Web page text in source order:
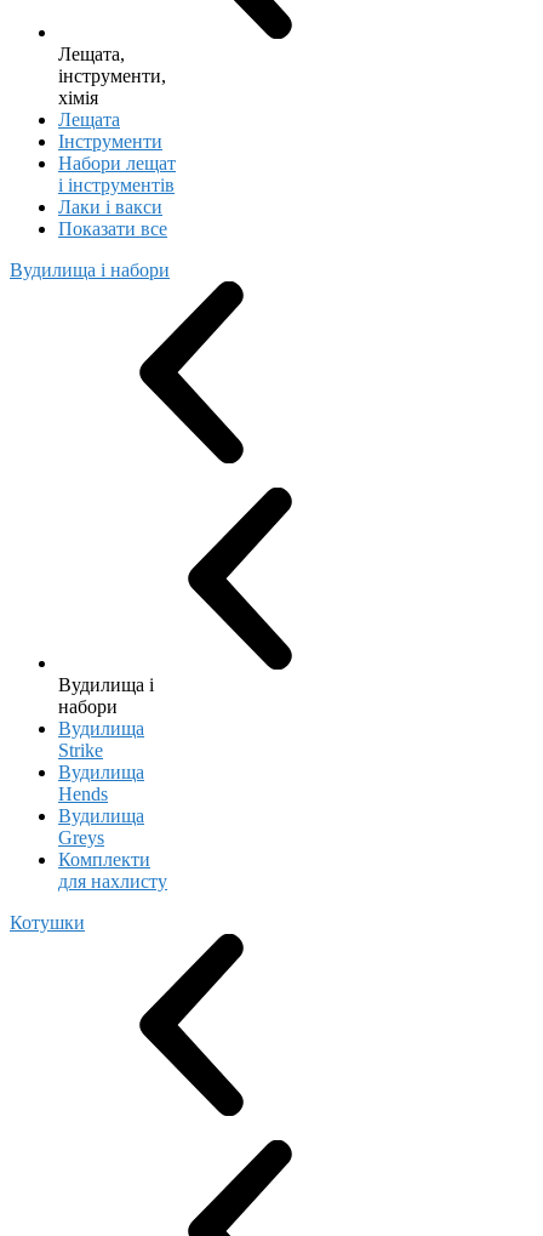
Лещата,
інструменти,
хімія
Лещата
Інструменти
Набори лещат
і інструментів
Лаки і вакси
Показати все
Вудилища і набори
Вудилища і
набори
Вудилища
Strike
Вудилища
Hends
Вудилища
Greys
Комплекти
для нахлисту
Котушки